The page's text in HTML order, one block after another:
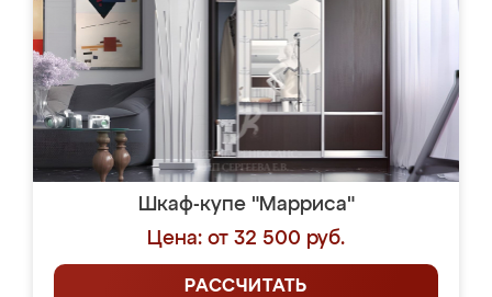
Шкаф-купе "Марриса"
Цена: от 32 500 руб.
РАССЧИТАТЬ